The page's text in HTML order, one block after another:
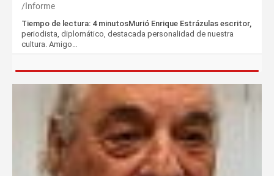
Informe
Tiempo de lectura: 4 minutosMurió Enrique Estrázulas escritor,
periodista, diplomático, destacada personalidad de nuestra
cultura. Amigo…